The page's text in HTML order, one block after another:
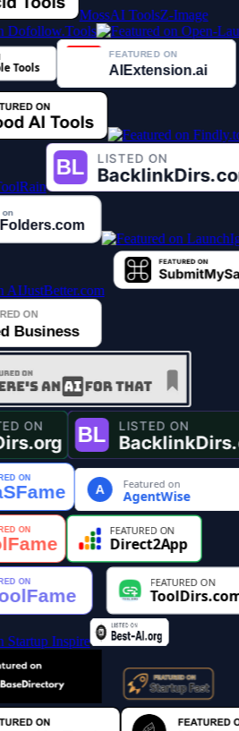
MossAI ToolsZ-Image
A Featured on
AgentWise